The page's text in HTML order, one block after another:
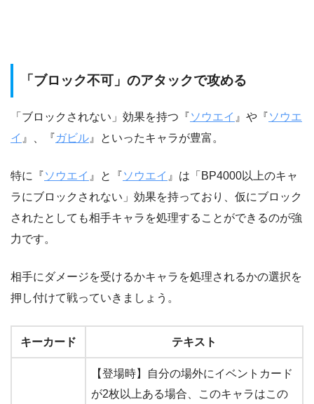
「ブロック不可」のアタックで攻める
「ブロックされない」効果を持つ『ソウエイ 』や『ソウエ
イ 』、『ガビル 』といったキャラが豊富。
特に『ソウエイ 』と『ソウエイ 』は「BP4000以上のキャ
ラにブロックされない」効果を持っており、仮にブロック
されたとしても相手キャラを処理することができるのが強
力です。
相手にダメージを受けるかキャラを処理されるかの選択を
押し付けて戦っていきましょう。
キーカード テキスト
【登場時】自分の場外にイベントカード
が2枚以上ある場合、このキャラはこの